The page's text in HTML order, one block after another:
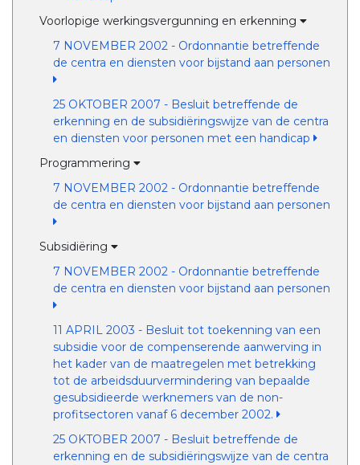
Voorlopige werkingsvergunning en erkenning
7 NOVEMBER 2002 - Ordonnantie betreffende
de centra en diensten voor bijstand aan personen
25 OKTOBER 2007 - Besluit betreffende de
erkenning en de subsidiëringswijze van de centra
en diensten voor personen met een handicap
Programmering
7 NOVEMBER 2002 - Ordonnantie betreffende
de centra en diensten voor bijstand aan personen
Subsidiëring
7 NOVEMBER 2002 - Ordonnantie betreffende
de centra en diensten voor bijstand aan personen
11 APRIL 2003 - Besluit tot toekenning van een
subsidie voor de compenserende aanwerving in
het kader van de maatregelen met betrekking
tot de arbeidsduurvermindering van bepaalde
gesubsidieerde werknemers van de non-
profitsectoren vanaf 6 december 2002.
25 OKTOBER 2007 - Besluit betreffende de
erkenning en de subsidiëringswijze van de centra